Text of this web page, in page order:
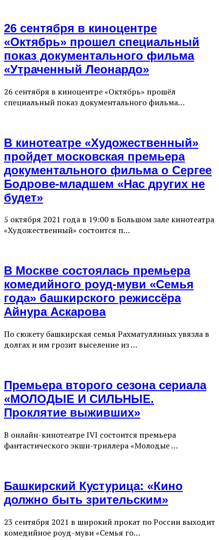
26 сентября в киноцентре
«Октябрь» прошел специальный
показ документального фильма
«Утраченный Леонардо»
26 сентября в киноцентре «Октябрь» прошёл
специальный показ документального фильма…
В кинотеатре «Художественный»
пройдет московская премьера
документального фильма о Сергее
Бодрове-младшем «Нас других не
будет»
5 октября 2021 года в 19:00 в Большом зале кинотеатра
«Художественный» состоится п…
В Москве состоялась премьера
комедийного роуд-муви «Семья
года» башкирского режиссёра
Айнура Аскарова
По сюжету башкирская семья Рахматуллиных увязла в
долгах и им грозит выселение из …
Премьера второго сезона сериала
«МОЛОДЫЕ И СИЛЬНЫЕ.
Проклятие выживших»
В онлайн-кинотеатре IVI состоится премьера
фантастического экшн-триллера «Молодые …
Башкирский Кустурица: «Кино
должно быть зрительским»
23 сентября 2021 в широкий прокат по России выходит
комедийное роуд-муви «Семья го…